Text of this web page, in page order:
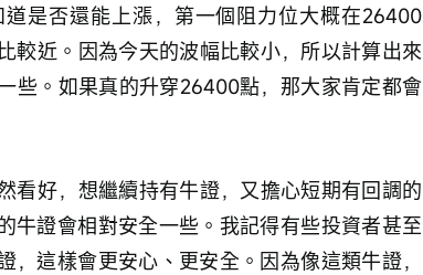
是否還能上漲，第一個阻力位大概在26400
較近。因為今天的波幅比較小，所以計算出來
些。如果真的升穿26400點，那大家肯定都會
看好，想繼續持有牛證，又擔心短期有回調的
牛證會相對安全一些。我記得有些投資者甚至
這樣會更安心、更安全。因為像這類牛證，